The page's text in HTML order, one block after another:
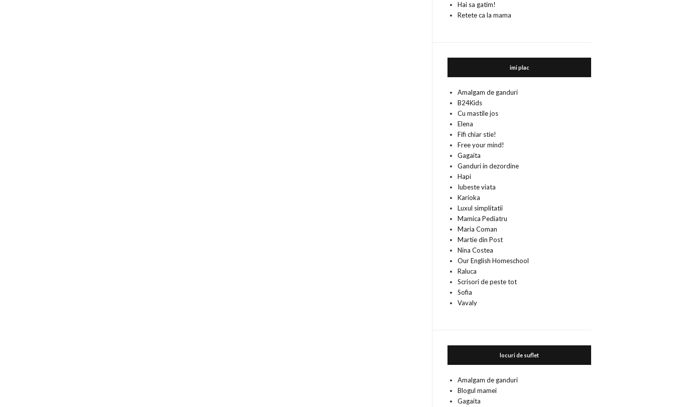
Hai sa gatim!
Retete ca la mama
imi plac
Amalgam de ganduri
B24Kids
Cu mastile jos
Elena
Fifi chiar stie!
Free your mind!
Gagaita
Ganduri in dezordine
Hapi
Iubeste viata
Karioka
Luxul simplitatii
Mamica Pediatru
Maria Coman
Martie din Post
Nina Costea
Our English Homeschool
Raluca
Scrisori de peste tot
Sofia
Vavaly
locuri de suflet
Amalgam de ganduri
Blogul mamei
Gagaita